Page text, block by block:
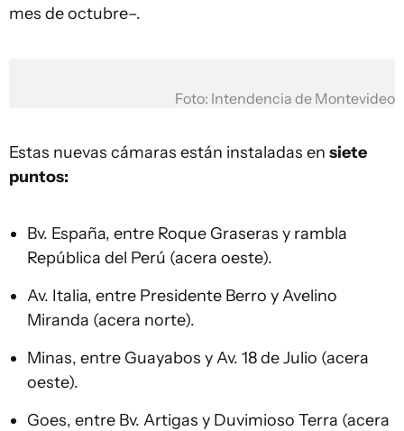
mes de octubre–.
Foto: Intendencia de Montevideo
Estas nuevas cámaras están instaladas en siete
puntos:
Bv. España, entre Roque Graseras y rambla
República del Perú (acera oeste).
Av. Italia, entre Presidente Berro y Avelino
Miranda (acera norte).
Minas, entre Guayabos y Av. 18 de Julio (acera
oeste).
Goes, entre Bv. Artigas y Duvimioso Terra (acera